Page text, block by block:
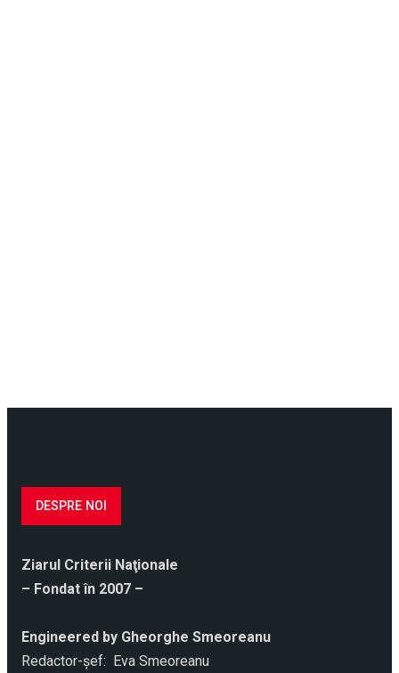
DESPRE NOI
Ziarul Criterii Naţionale
– Fondat în 2007 –
Engineered by Gheorghe Smeoreanu
Redactor-şef: Eva Smeoreanu